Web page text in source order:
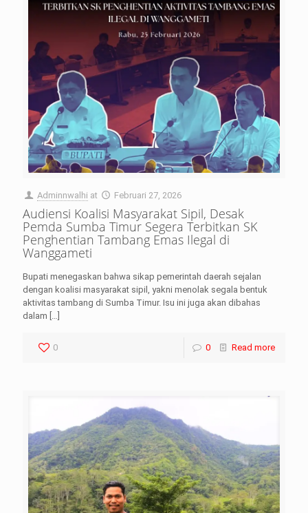
Adminnwalhi at Februari 27, 2026
Audiensi Koalisi Masyarakat Sipil, Desak
Pemda Sumba Timur Segera Terbitkan SK
Penghentian Tambang Emas Ilegal di
Wanggameti
Bupati menegaskan bahwa sikap pemerintah daerah sejalan
dengan koalisi masyarakat sipil, yakni menolak segala bentuk
aktivitas tambang di Sumba Timur. Isu ini juga akan dibahas
dalam […]
0 0 Read more